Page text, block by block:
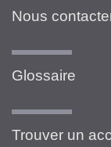
Nous
Glossaire
Trouver un